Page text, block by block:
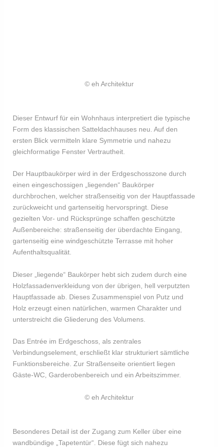
© eh Architektur
Dieser Entwurf für ein Wohnhaus interpretiert die typische
Form des klassischen Satteldachhauses neu. Auf den
ersten Blick vermitteln klare Symmetrie und nahezu
gleichformatige Fenster Vertrautheit.
Der Hauptbaukörper wird in der Erdgeschosszone durch
einen eingeschossigen „liegenden“ Baukörper
durchbrochen, welcher straßenseitig von der Hauptfassade
zurückweicht und gartenseitig hervorspringt. Diese
gezielten Vor- und Rücksprünge schaffen geschützte
Außenbereiche: straßenseitig der überdachte Eingang,
gartenseitig eine windgeschützte Terrasse mit hoher
Aufenthaltsqualität.
Dieser „liegende“ Baukörper hebt sich zudem durch eine
Holzfassadenverkleidung von der übrigen, hell verputzten
Hauptfassade ab. Dieses Zusammenspiel von Putz und
Holz erzeugt einen natürlichen, warmen Charakter und
unterstreicht die Gliederung des Volumens.
​Das Entrée im Erdgeschoss, als zentrales
Verbindungselement, erschließt klar strukturiert sämtliche
Funktionsbereiche. Zur Straßenseite orientiert liegen
Gäste-WC, Garderobenbereich und ein Arbeitszimmer.
© eh Architektur
Besonderes Detail ist der Zugang zum Keller über eine
wandbündige „Tapetentür“. Diese fügt sich nahezu